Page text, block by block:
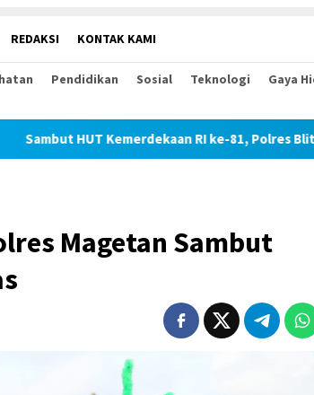
REDAKSI KONTAK KAMI
Pendidikan Sosial Teknologi Gaya
Kemerdekaan RI ke-81, Polres Blitar Kota
Magetan Sambut